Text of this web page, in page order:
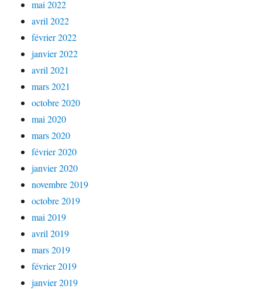
mai 2022
avril 2022
février 2022
janvier 2022
avril 2021
mars 2021
octobre 2020
mai 2020
mars 2020
février 2020
janvier 2020
novembre 2019
octobre 2019
mai 2019
avril 2019
mars 2019
février 2019
janvier 2019